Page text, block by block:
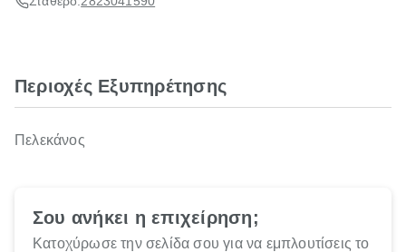
Περιοχές Εξυπηρέτησης
Πελεκάνος
Σου ανήκει η επιχείρηση;
Κατοχύρωσε την σελίδα σου για να εμπλουτίσεις το